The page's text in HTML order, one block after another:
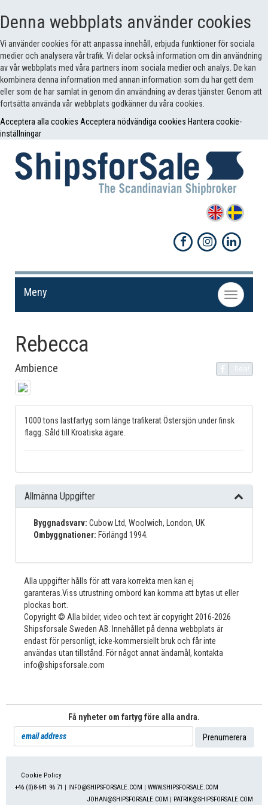
Denna webbplats använder cookies
Vi använder cookies för att anpassa innehåll, erbjuda funktioner för sociala
medier och analysera vår trafik. Vi delar också information om din användning
av vår webbplats med våra partners inom sociala medier och analys. De kan
kombinera denna information med annan information som du har gett dem
eller som de har samlat in genom din användning av deras tjänster. Genom att
fortsätta använda vår webbplats godkänner du våra cookies.
Acceptera alla cookies Acceptera nödvändiga cookies Hantera cookie-
inställningar
Toggle
navigation
Meny
Rebecca
Ambience Dela!
1000 tons lastfartyg som länge trafikerat Östersjön under finsk
flagg. Såld till Kroatiska ägare.
Allmänna Uppgifter
Byggnadsvarv: Cubow Ltd, Woolwich, London, UK
Ombyggnationer: Förlängd 1994.
Alla uppgifter hålls för att vara korrekta men kan ej
garanteras.Viss utrustning ombord kan komma att bytas ut eller
plockas bort.
Copyright © Alla bilder, video och text är copyright 2016-2026
Shipsforsale Sweden AB. Innehållet på denna webbplats är
endast för personligt, icke-kommersiellt bruk och får inte
användas utan tillstånd. För något annat ändamål, kontakta
info@shipsforsale.com
Få nyheter om fartyg före alla andra.
Cookie Policy
+46 (0)8-641 96 71 | INFO@SHIPSFORSALE.COM | WWW.SHIPSFORSALE.COM
JOHAN@SHIPSFORSALE.COM | PATRIK@SHIPSFORSALE.COM